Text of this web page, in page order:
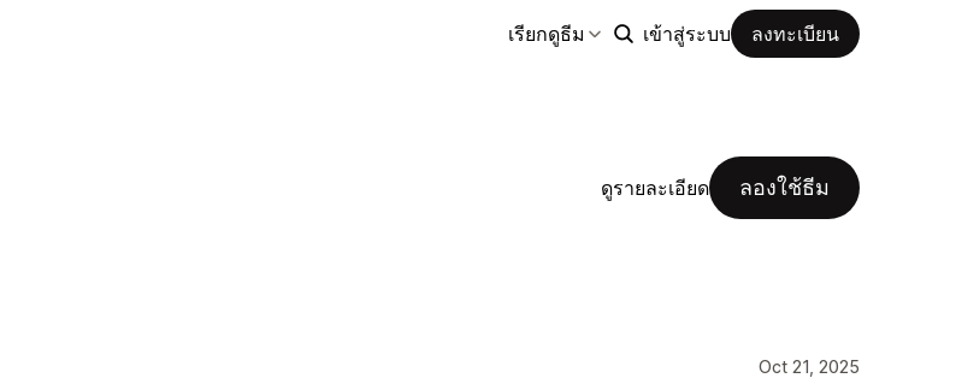
เรียกดูธีม เข้าสู่ระบบ ลงทะเบียน
ดูรายละเอียด ลองใช้ธีม
Oct 21, 2025